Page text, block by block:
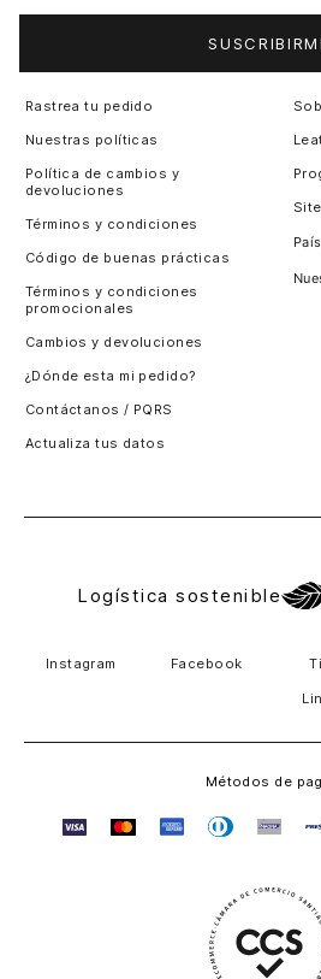
Rastrea tu pedido
Nuestras políticas
Política de cambios y
devoluciones
Términos y condiciones
Código de buenas prácticas
Términos y condiciones
promocionales
Cambios y devoluciones
¿Dónde esta mi pedido?
Contáctanos / PQRS
Actualiza tus datos
Logística sostenible
Instagram Facebook
Métodos de